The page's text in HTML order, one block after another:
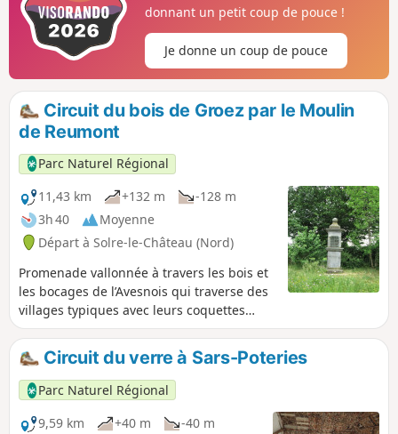
donnant un petit coup de pouce !
Je donne un coup de pouce
Circuit du bois de Groez par le Moulin
de Reumont
Parc Naturel Régional
11,43 km
+132 m
-128 m
3h 40
Moyenne
Départ à Solre-le-Château (Nord)
Promenade vallonnée à travers les bois et
les bocages de l’Avesnois qui traverse des
villages typiques avec leurs coquettes
maisons de pierres bleues et de briques,
leur kiosque et leurs petites chapelles.
Une variante de 6 km est adaptée aux
familles.
Circuit du verre à Sars-Poteries
Parc Naturel Régional
9,59 km
+40 m
-40 m